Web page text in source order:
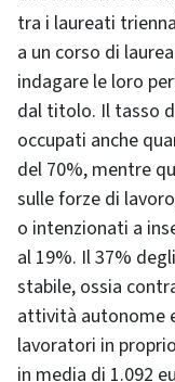
tra i laureati
a un corso di
indagare le loro
dal titolo. Il tasso
occupati anche
del 70%, mentre
sulle forze di
o intenzionati a
al 19%. Il 37%
stabile, ossia
attività autonome
lavoratori in
in media di 1.092